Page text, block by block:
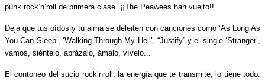
punk rock’n’roll de primera clase. ¡¡The Peawees han vuelto!!
Deja que tus oídos y tu alma se deleiten con canciones como ‘As Long As
You Can Sleep’, ‘Walking Through My Hell’, “Justify” y el single ‘Stranger’,
vamos, siéntelo, abrázalo, ámalo, vívelo...
El contoneo del sucio rock’nroll, la energía que te transmite, lo tiene todo.